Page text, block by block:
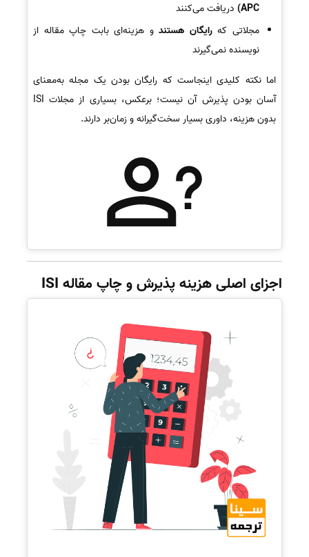
APC) دریافت می‌کنند
مجلاتی کهرایگان هستندو هزینه‌ای بابت چاپ مقاله از
نویسنده نمی‌گیرند
اما نکته کلیدی اینجاست که رایگان بودن یک مجله به‌معنای
آسان بودن پذیرش آن نیست؛ برعکس، بسیاری از مجلات ISI
بدون هزینه، داوری بسیار سخت‌گیرانه و زمان‌بر دارند.
اجزای اصلی هزینه پذیرش و چاپ مقاله ISI